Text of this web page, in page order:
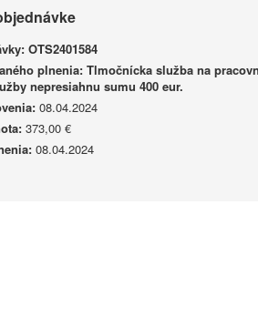
OTS2401584
plnenia: Tlmočnícka služba na
nepresiahnu sumu 400 eur.
08.04.2024
373,00 €
08.04.2024